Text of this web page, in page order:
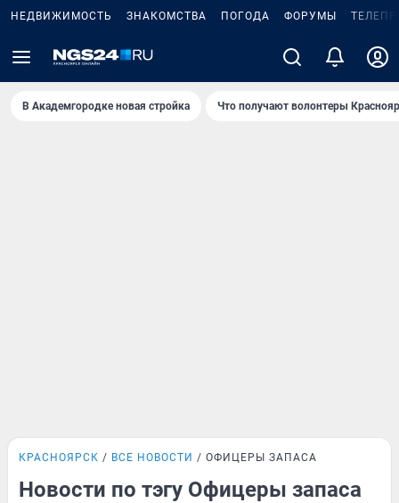
НЕДВИЖИМОСТЬ ЗНАКОМСТВА ПОГОДА ФОРУМЫ
В Академгородке новая стройка Что получают волонтеры
КРАСНОЯРСК ВСЕ НОВОСТИ ОФИЦЕРЫ ЗАПАСА
Новости по тэгу Офицеры запаса